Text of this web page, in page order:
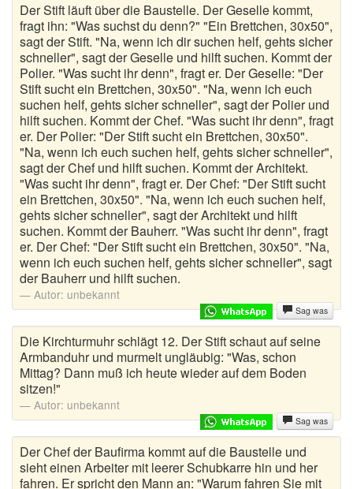
Der Stift läuft über die Baustelle. Der Geselle kommt,
fragt ihn: "Was suchst du denn?" "Ein Brettchen, 30x50",
sagt der Stift. "Na, wenn ich dir suchen helf, gehts sicher
schneller", sagt der Geselle und hilft suchen. Kommt der
Polier. "Was sucht ihr denn", fragt er. Der Geselle: "Der
Stift sucht ein Brettchen, 30x50". "Na, wenn ich euch
suchen helf, gehts sicher schneller", sagt der Polier und
hilft suchen. Kommt der Chef. "Was sucht ihr denn", fragt
er. Der Polier: "Der Stift sucht ein Brettchen, 30x50".
"Na, wenn ich euch suchen helf, gehts sicher schneller",
sagt der Chef und hilft suchen. Kommt der Architekt.
"Was sucht ihr denn", fragt er. Der Chef: "Der Stift sucht
ein Brettchen, 30x50". "Na, wenn ich euch suchen helf,
gehts sicher schneller", sagt der Architekt und hilft
suchen. Kommt der Bauherr. "Was sucht ihr denn", fragt
er. Der Chef: "Der Stift sucht ein Brettchen, 30x50". "Na,
wenn ich euch suchen helf, gehts sicher schneller", sagt
der Bauherr und hilft suchen.
Autor: unbekannt
Sag was
Die Kirchturmuhr schlägt 12. Der Stift schaut auf seine
Armbanduhr und murmelt ungläubig: "Was, schon
Mittag? Dann muß ich heute wieder auf dem Boden
sitzen!"
Autor: unbekannt
Sag was
Der Chef der Baufirma kommt auf die Baustelle und
sieht einen Arbeiter mit leerer Schubkarre hin und her
fahren. Er spricht den Mann an: "Warum fahren Sie mit